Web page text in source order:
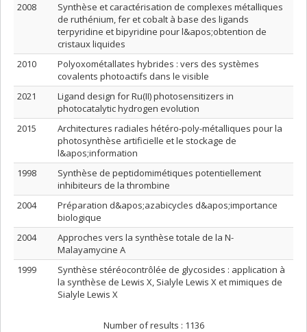
2008
Synthèse et caractérisation de complexes métalliques
de ruthénium, fer et cobalt à base des ligands
terpyridine et bipyridine pour l&apos;obtention de
cristaux liquides
2010
Polyoxométallates hybrides : vers des systèmes
covalents photoactifs dans le visible
2021
Ligand design for Ru(II) photosensitizers in
photocatalytic hydrogen evolution
2015
Architectures radiales hétéro-poly-métalliques pour la
photosynthèse artificielle et le stockage de
l&apos;information
1998
Synthèse de peptidomimétiques potentiellement
inhibiteurs de la thrombine
2004
Préparation d&apos;azabicycles d&apos;importance
biologique
2004
Approches vers la synthèse totale de la N-
Malayamycine A
1999
Synthèse stéréocontrôlée de glycosides : application à
la synthèse de Lewis X, Sialyle Lewis X et mimiques de
Sialyle Lewis X
Number of results : 1136